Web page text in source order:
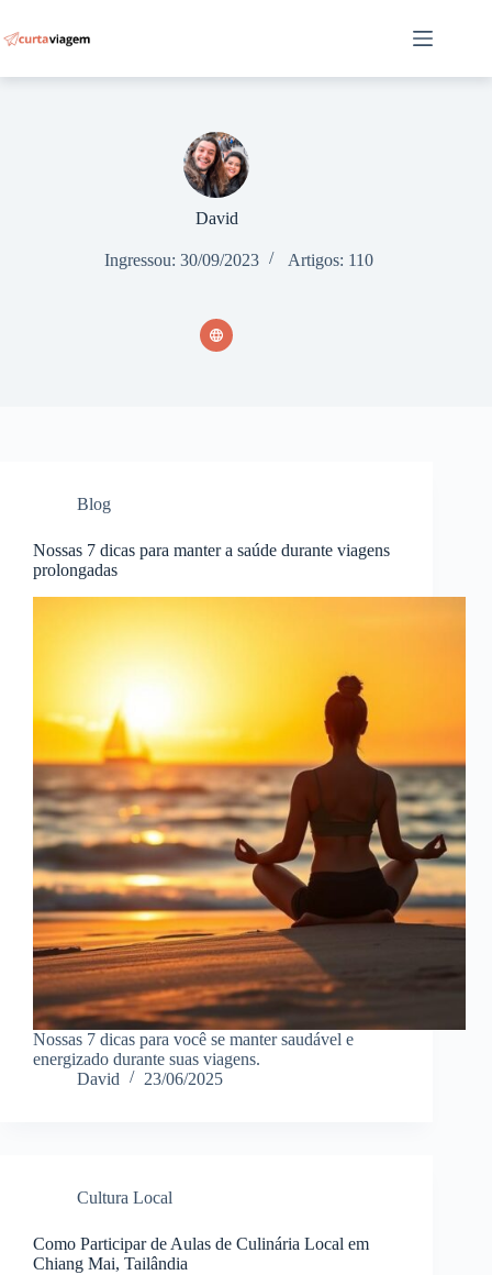
para
o
David
Ingressou: 30/09/2023 Artigos: 110
Blog
Nossas 7 dicas para manter a saúde durante viagens
prolongadas
Nossas 7 dicas para você se manter saudável e
energizado durante suas viagens.
David
23/06/2025
Cultura Local
Como Participar de Aulas de Culinária Local em
Chiang Mai, Tailândia